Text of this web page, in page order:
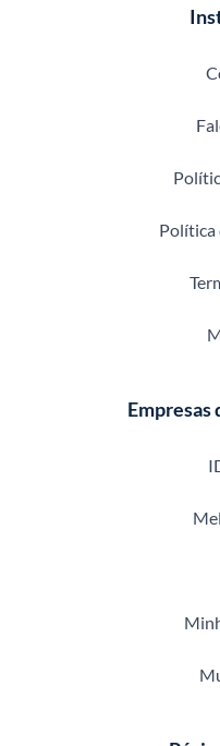
Política
Empresas